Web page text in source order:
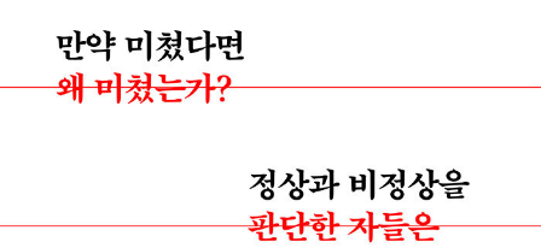
는 편지Letters to a Young Feminist』(1998), 『여자의 적은 여자
다Woman’s Inhumanity to Woman』(2002), 『페미니즘의 죽음
The Death of Feminism』(2005), 『정치적으로 올바르지 않은 페
쇄살인범에게 바치는 진혼곡Requiem for a Female Serial Killer
』(2020) 등의 책을 썼다. 『뉴욕 타임스』, 『워싱턴 포스트』, 『뉴욕』,
『LA 타임스』, 『글로브 앤드 메일』, 『프론트 페이지』, 『이스라엘 내셔